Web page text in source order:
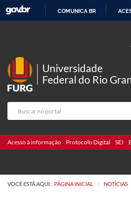
COMUNICA BR
Universidade
Federal do Rio
Acesso à informação Protocolo Digital SEI
VOCÊ ESTÁ AQUI: PÁGINA INICIAL > NOTÍCIAS